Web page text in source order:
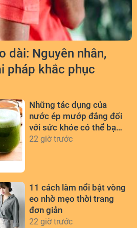
dài: Nguyên nhân,
pháp khắc phục
Những tác dụng của
nước ép mướp đắng đối
với sức khỏe có thể bạn
chưa biết
22 giờ trước
11 cách làm nổi bật vòng
eo nhờ mẹo thời trang
đơn giản
22 giờ trước